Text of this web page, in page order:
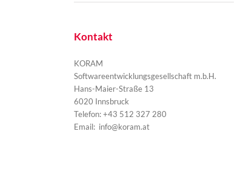
Kontakt
KORAM
Softwareentwicklungsgesellschaft m.b.H.
Hans-Maier-Straße 13
6020 Innsbruck
Telefon: +43 512 327 280
Email: info@koram.at